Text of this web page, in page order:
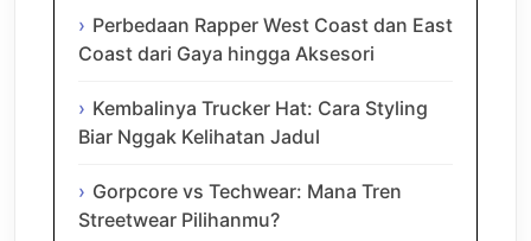
Perbedaan Rapper West Coast dan East
Coast dari Gaya hingga Aksesori
Kembalinya Trucker Hat: Cara Styling
Biar Nggak Kelihatan Jadul
Gorpcore vs Techwear: Mana Tren
Streetwear Pilihanmu?